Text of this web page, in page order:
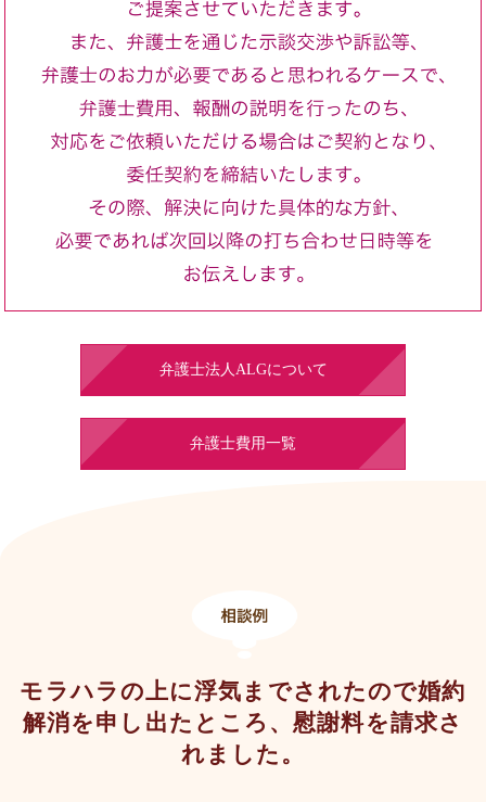
弁護士法人ALGについて
弁護士費用一覧
モラハラの上に浮気までされたので婚約
解消を申し出たところ、慰謝料を請求さ
れました。